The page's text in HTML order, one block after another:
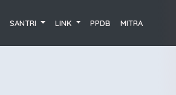
SANTRI LINK PPDB MITRA